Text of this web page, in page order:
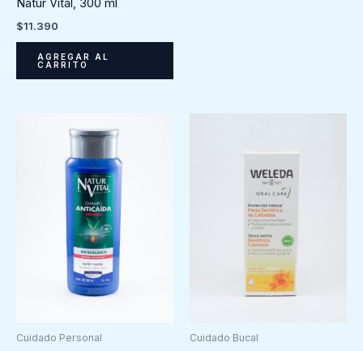
Natur Vital, 300 ml
$11.390
AGREGAR AL
CARRITO
Cuidado Personal Cuidado Bucal